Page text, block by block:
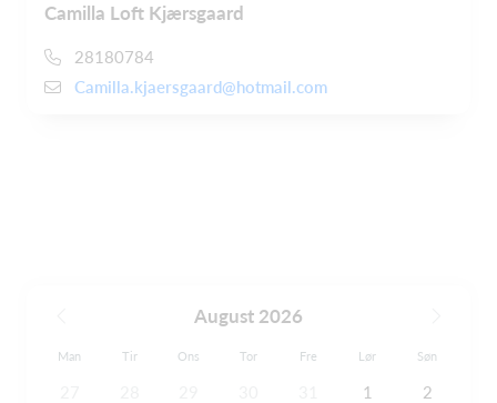
Camilla Loft Kjærsgaard
28180784
Camilla.kjaersgaard@hotmail.com
August 2026
Man Tir Ons Tor Fre Lør Søn
1 2